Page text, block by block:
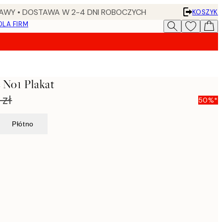
• DOSTAWA W 2-4 DNI ROBOCZYCH
KOSZYK
FIRM
Plakat
50%*
Płótno